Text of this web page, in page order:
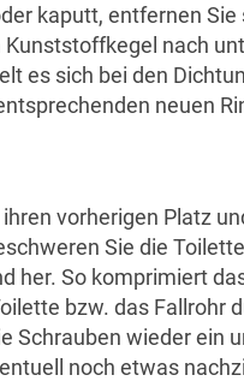
kaputt, entfernen
nach
es sich bei den
neuen
vorherigen Platz
Sie die
her. So komprimiert
bzw. das Fallrohr
Schrauben wieder ein
noch etwas